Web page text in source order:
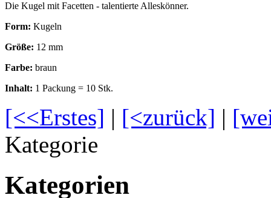
Die Kugel mit Facetten - talentierte Alleskönner.
Form: Kugeln
Größe: 12 mm
Farbe: braun
Inhalt: 1 Packung = 10 Stk.
[<<Erstes] | [<zurück] |
Kategorie
Kategorien